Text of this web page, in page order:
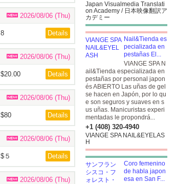
2026/08/06 (Thu)
8 Details
2026/08/06 (Thu)
$20.00 Details
2026/08/06 (Thu)
$80 Details
2026/08/06 (Thu)
$５ Details
2026/08/06 (Thu)
Japan Visualmedia Translati
on Academy / 日本映像翻訳ア
カデミー
Nail&Tienda es
pecializada en
pestañas El...
VIANGE SPA N
ail&Tienda especializada en
pestañas por personal japon
és ABIERTO Las uñas de gel
se hacen en Japón, por lo qu
e son seguros y suaves en s
us uñas. Manicuristas experi
mentadas le propondrá...
+1 (408) 320-4940
VIANGE SPA NAIL&EYELAS
H
Coro femenino
de habla japon
esa en San F...